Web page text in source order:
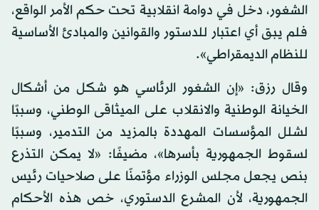
الشغور، دخل في دوامة انقلابية تحت حكم الأمر الواقع،
فلم يبق أي اعتبار للدستور والقوانين والمبادئ الأساسية
للنظام الديمقراطي».
وقال رزق: «إن الشغور الرئاسي هو شكل من أشكال
الخيانة الوطنية والانقلاب على الميثاقى الوطني، وسببًا
لشلل المؤسسات المهددة بالمزيد من التدمير، وسببًا
لسقوط الجمهورية بأسرها»، مضيفًا: «لا يمكن التذرع
بنص يجعل مجلس الوزراء مؤتمنًا على صلاحيات رئيس
الجمهورية، لأن المشرع الدستوري، خص هذه الأحكام